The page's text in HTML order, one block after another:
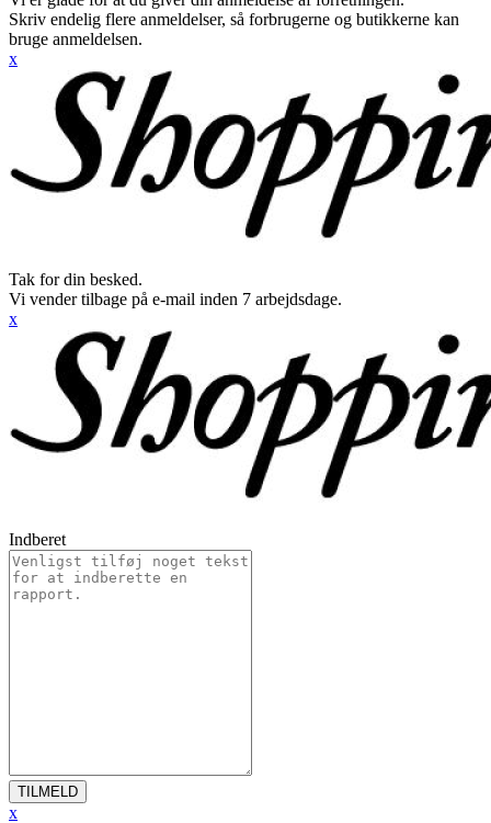
Skriv endelig flere anmeldelser, så forbrugerne og butikkerne kan
bruge anmeldelsen.
x
Tak for din besked.
Vi vender tilbage på e-mail inden 7 arbejdsdage.
x
Indberet
TILMELD
x